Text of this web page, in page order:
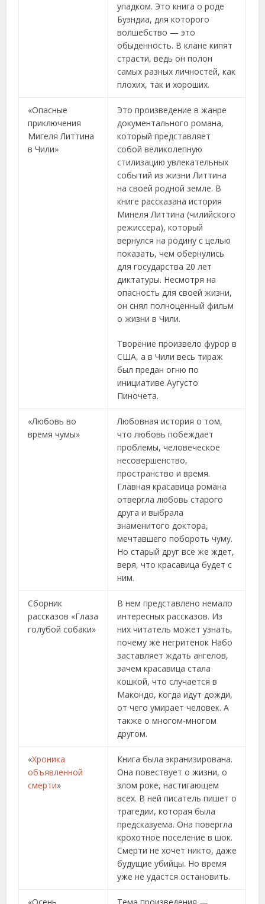
упадком. Это книга о роде
Буэндиа, для которого
волшебство — это
обыденность. В клане кипят
страсти, ведь он полон
самых разных личностей, как
плохих, так и хороших.
«Опасные
приключения
Мигеля Литтина
в Чили»
Это произведение в жанре
документального романа,
который представляет
собой великолепную
стилизацию увлекательных
событий из жизни Литтина
на своей родной земле. В
книге рассказана история
Минеля Литтина (чилийского
режиссера), который
вернулся на родину с целью
показать, чем обернулись
для государства 20 лет
диктатуры. Несмотря на
опасность для своей жизни,
он снял полноценный фильм
о жизни в Чили.
Творение произвело фурор в
США, а в Чили весь тираж
был предан огню по
инициативе Аугусто
Пиночета.
«Любовь во
время чумы»
Любовная история о том,
что любовь побеждает
проблемы, человеческое
несовершенство,
пространство и время.
Главная красавица романа
отвергла любовь старого
друга и выбрала
знаменитого доктора,
мечтавшего побороть чуму.
Но старый друг все же ждет,
веря, что красавица будет с
ним.
Сборник
рассказов «Глаза
голубой собаки»
В нем представлено немало
интересных рассказов. Из
них читатель может узнать,
почему же негритенок Набо
заставляет ждать ангелов,
зачем красавица стала
кошкой, что случается в
Макондо, когда идут дожди,
от чего умирает человек. А
также о многом-многом
другом.
«Хроника
объявленной
смерти»
Книга была экранизирована.
Она повествует о жизни, о
злом роке, настигающем
всех. В ней писатель пишет о
трагедии, которая была
предсказуема. Она повергла
крохотное поселение в шок.
Смерти не хочет никто, даже
будущие убийцы. Но время
уже не удастся остановить.